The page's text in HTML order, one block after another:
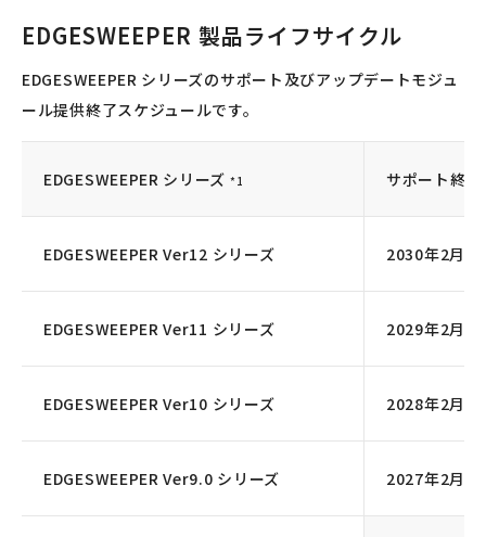
EDGESWEEPER 製品ライフサイクル
EDGESWEEPER シリーズのサポート及びアップデートモジュ
ール提供終了スケジュールです。
EDGESWEEPER シリーズ *1 サポート終了
EDGESWEEPER Ver12 シリーズ 2030年2月末
EDGESWEEPER Ver11 シリーズ 2029年2月末
EDGESWEEPER Ver10 シリーズ 2028年2月末
EDGESWEEPER Ver9.0 シリーズ 2027年2月末